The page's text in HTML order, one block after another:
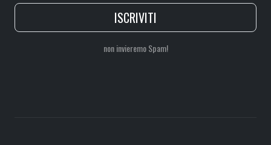
ISCRIVITI
non invieremo Spam!